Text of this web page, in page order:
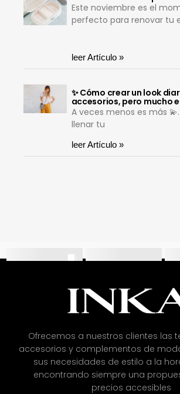
Este noviembre es el
perfecto para renovar tu
leer Artículo »
✨ Cómo crear un look
accesorios, pero mucho
A veces menos es más
llenar tu
leer Artículo »
Ofrecemos a nuestros clientes las
accesorios y complementos de
sus necesidades de estilo a la
encontrando siempre una
precios accesibles